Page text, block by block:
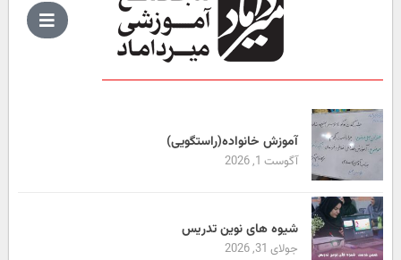
آموزش خانواده(راستگویی)
آگوست 1, 2026
شیوه های نوین تدریس
جولای 31, 2026